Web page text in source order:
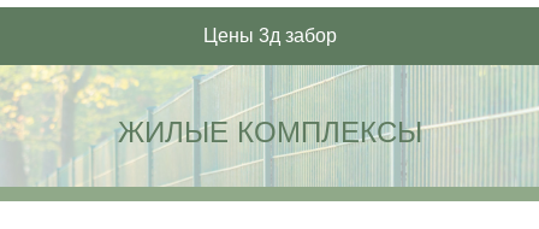
Цены 3д забор
ЖИЛЫЕ КОМПЛЕКСЫ